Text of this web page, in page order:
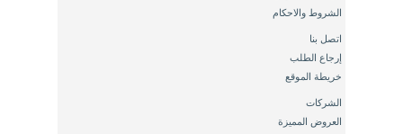
الشروط والاحكام
اتصل بنا
إرجاع الطلب
خريطة الموقع
الشركات
العروض المميزة